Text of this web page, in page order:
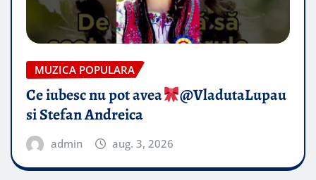
MUZICA POPULARA
Ce iubesc nu pot avea
​@VladutaLupau
si Stefan Andreica
admin aug. 3, 2026